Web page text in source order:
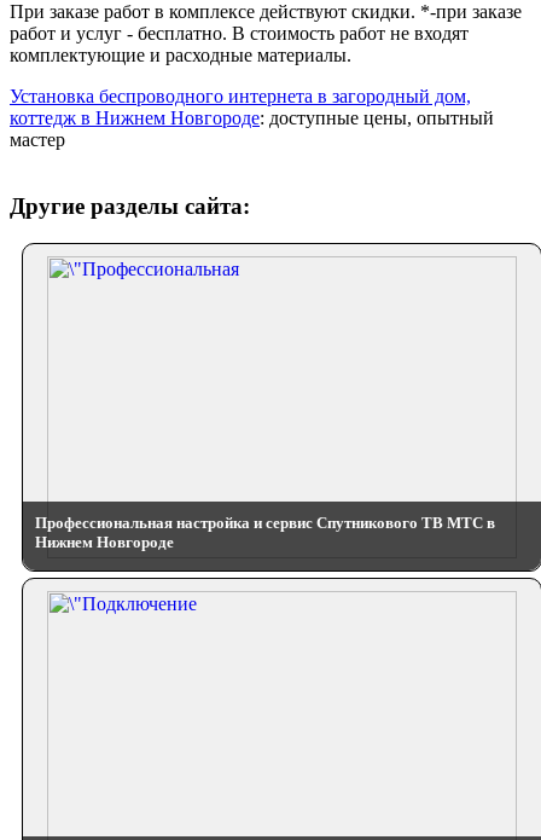
При заказе работ в комплексе действуют скидки. *-при заказе
работ и услуг - бесплатно. В стоимость работ не входят
комплектующие и расходные материалы.
Установка беспроводного интернета в загородный дом,
коттедж в Нижнем Новгороде: доступные цены, опытный
мастер
Другие разделы сайта:
Профессиональная настройка и сервис Спутникового ТВ МТС в
Нижнем Новгороде